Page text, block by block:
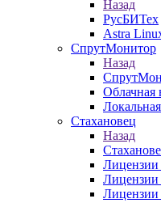
Назад
РусБИТех
Astra
СпрутМонитор
Назад
Облачная
Стахановец
Назад
Лицензии
Лицензии
Лицензии